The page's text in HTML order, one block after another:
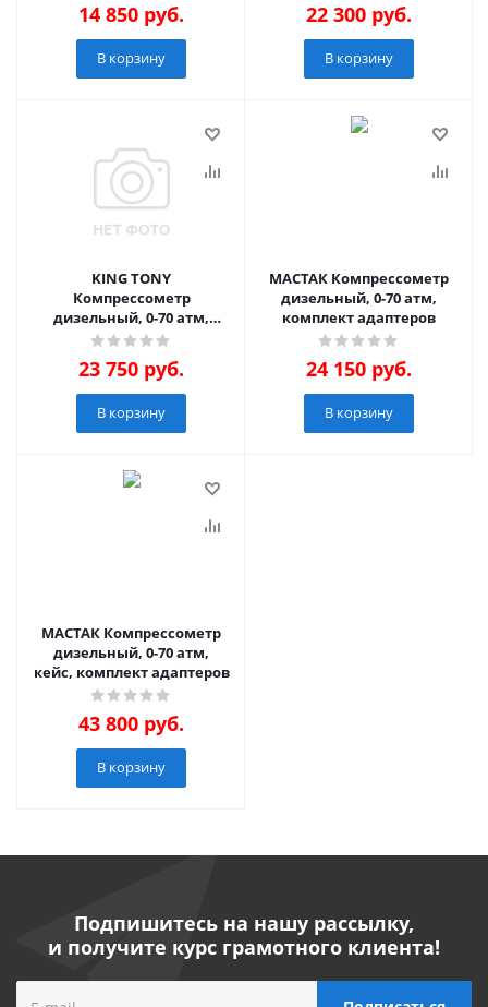
14 850 руб.
В корзину
22 300 руб.
В корзину
KING TONY
Компрессометр
дизельный, 0-70 атм,
кейс, комплект
адаптеров, 11 предметов
23 750 руб.
В корзину
МАСТАК Компрессометр
дизельный, 0-70 атм,
комплект адаптеров
24 150 руб.
В корзину
МАСТАК Компрессометр
дизельный, 0-70 атм,
кейс, комплект адаптеров
43 800 руб.
В корзину
Подпишитесь на нашу рассылку,
и получите курс грамотного клиента!